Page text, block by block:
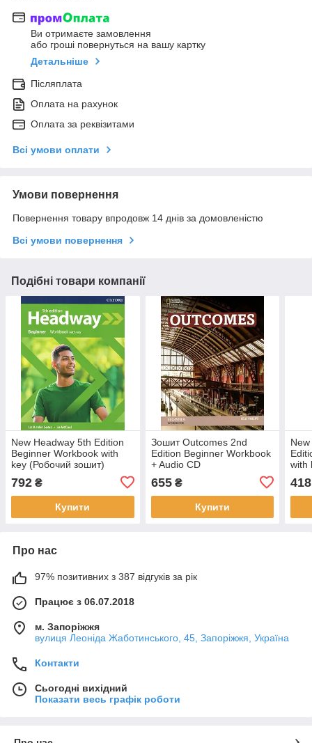
Ви отримаєте замовлення
або гроші повернуться на вашу картку
Детальніше
Післяплата
Оплата на рахунок
Оплата за реквізитами
Всі умови оплати
Умови повернення
Повернення товару впродовж 14 днів за домовленістю
Всі умови повернення
Подібні товари компанії
New Headway 5th Edition
Beginner Workbook with
key (Робочий зошит)
792 ₴
Купити
Зошит Outcomes 2nd
Edition Beginner Workbook
+ Audio CD
655₴
Купити
with
418
Про нас
97% позитивних з 387 відгуків за рік
Працює з 06.07.2018
м. Запоріжжя
вулиця Леоніда Жаботинського, 45, Запоріжжя, Україна
Контакти
Сьогодні вихідний
Показати весь графік роботи